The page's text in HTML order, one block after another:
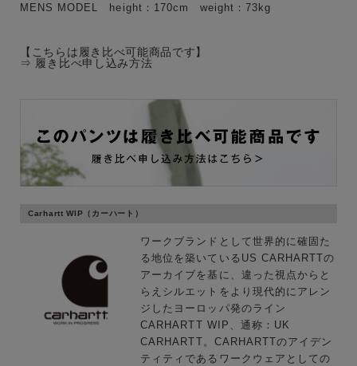
MENS MODEL height：170cm weight：73kg
【こちらは履き比べ可能商品です】
⇒ 履き比べ申し込み方法
Carhartt WIP（カーハート）
ワークブランドとして世界的に確固た
る地位を築いているUS CARHARTTの
アーカイブを基に、違った視点からと
らえシルエットをより現代的にアレン
ジしたヨーロッパ発のライン
CARHARTT WIP、通称：UK
CARHARTT。CARHARTTのアイデン
ティティであるワークウェアとしての